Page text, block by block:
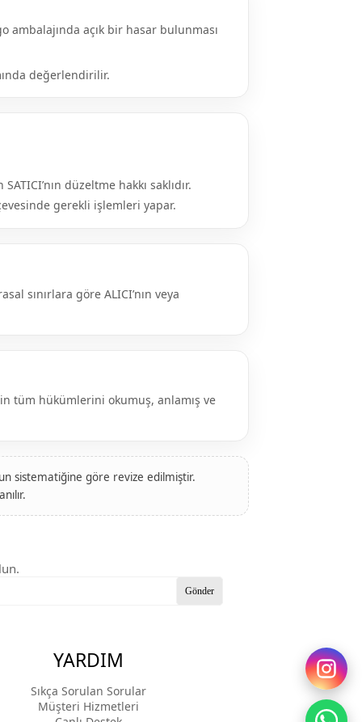
ambalajında açık bir hasar bulunması
değerlendirilir.
düzeltme hakkı saklıdır.
gerekli işlemleri yapar.
sınırlara göre ALICI’nın veya
tüm hükümlerini okumuş, anlamış ve
sistematiğine göre revize edilmiştir.
Gönder
YARDIM
Sıkça Sorulan Sorular
Müşteri Hizmetleri